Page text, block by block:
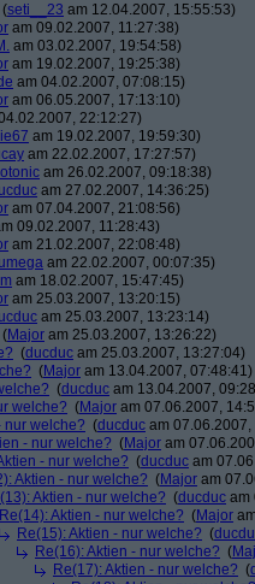
(seti__23 am 12.04.2007, 15:55:53)
am 09.02.2007, 11:27:38)
am 03.02.2007, 19:54:58)
am 19.02.2007, 19:25:38)
am 04.02.2007, 07:08:15)
am 06.05.2007, 17:13:10)
22:12:27)
am 19.02.2007, 19:59:30)
am 22.02.2007, 17:27:57)
am 26.02.2007, 09:18:38)
am 27.02.2007, 14:36:25)
am 07.04.2007, 21:08:56)
09.02.2007, 11:28:43)
am 21.02.2007, 22:08:48)
am 22.02.2007, 00:07:35)
am 18.02.2007, 15:47:45)
am 25.03.2007, 13:20:15)
am 25.03.2007, 13:23:14)
(Major am 25.03.2007, 13:26:22)
(ducduc am 25.03.2007, 13:27:04)
(Major am 13.04.2007, 07:48:41)
(ducduc am 13.04.2007,
welche? (Major am 07.06.2007,
nur welche? (ducduc am
- nur welche? (Major am
- nur welche? (ducduc am
Aktien - nur welche? (Major am
Aktien - nur welche? (ducduc am
Re(14): Aktien - nur welche? (Major
Re(15): Aktien - nur welche? (
Re(16): Aktien - nur welche? (
Re(17): Aktien - nur welche? (